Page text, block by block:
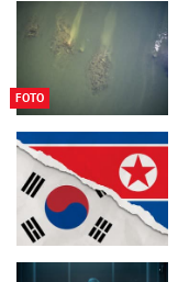
FOTO